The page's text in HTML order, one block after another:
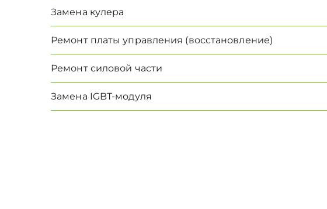
Замена кулера
Ремонт платы управления (восстановление)
Ремонт силовой части
Замена IGBT-модуля